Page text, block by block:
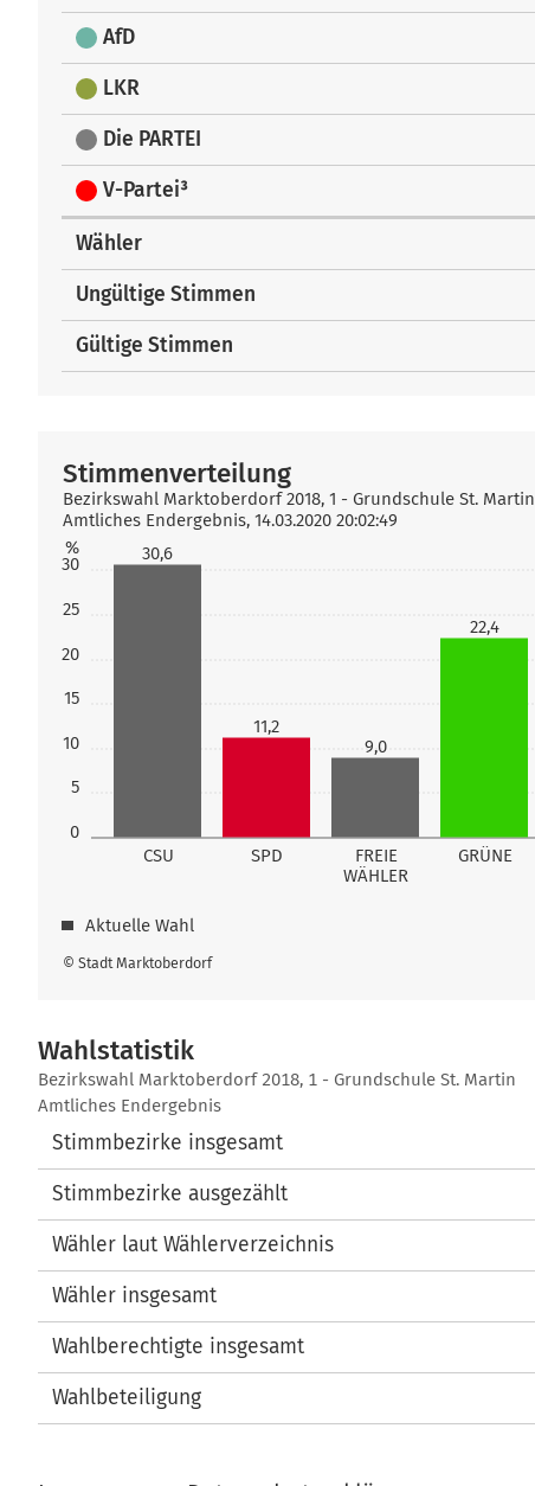
AfD
LKR
Die PARTEI
V-Partei³
Wähler
Ungültige Stimmen
Gültige Stimmen
0
5
10
15
20
25
30
%
CSU SPD
FREIE
WÄHLER
GRÜNE
30,6
11,2
9,0
22,4
© Stadt Marktoberdorf
Stimmenverteilung
Bezirkswahl Marktoberdorf 2018, 1 - Grundschule St. Martin
Amtliches Endergebnis, 14.03.2020 20:02:49
Aktuelle Wahl
Wahlstatistik
Wahlstatistik
Bezirkswahl Marktoberdorf 2018, 1 - Grundschule St. Martin
Amtliches Endergebnis
Stimmbezirke insgesamt
Stimmbezirke ausgezählt
Wähler laut Wählerverzeichnis
Wähler insgesamt
Wahlberechtigte insgesamt
Wahlbeteiligung